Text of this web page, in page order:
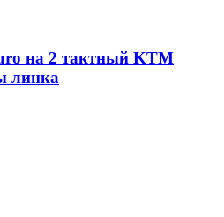
на 2 тактный KTM
линка